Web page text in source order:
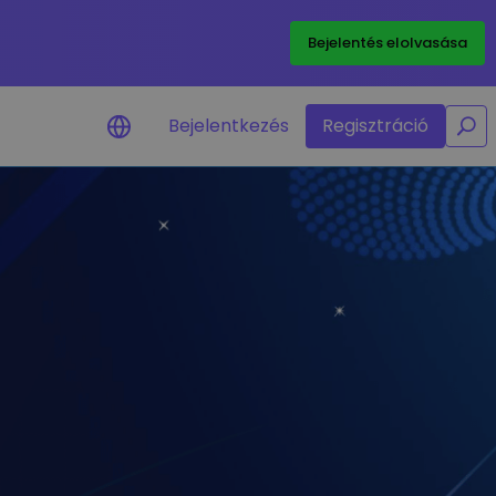
Bejelentés elolvasása
Bejelentkezés Regisztráció
/